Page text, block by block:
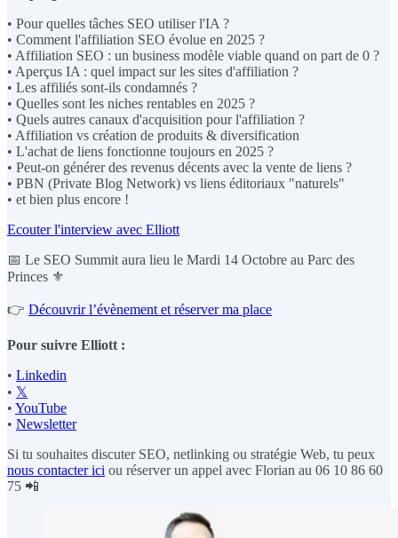
• Pour quelles tâches SEO utiliser l'IA ?
• Comment l'affiliation SEO évolue en 2025 ?
• Affiliation SEO : un business modèle viable quand on part de 0 ?
• Aperçus IA : quel impact sur les sites d'affiliation ?
• Les affiliés sont-ils condamnés ?
• Quelles sont les niches rentables en 2025 ?
• Quels autres canaux d'acquisition pour l'affiliation ?
• Affiliation vs création de produits & diversification
• L'achat de liens fonctionne toujours en 2025 ?
• Peut-on générer des revenus décents avec la vente de liens ?
• PBN (Private Blog Network) vs liens éditoriaux "naturels"
• et bien plus encore !
Ecouter l'interview avec Elliott
📅 Le SEO Summit aura lieu le Mardi 14 Octobre au Parc des
Princes ⚜️
👉 Découvrir l’évènement et réserver ma place
Pour suivre Elliott :
• Linkedin
• 𝕏
• YouTube
• Newsletter
Si tu souhaites discuter SEO, netlinking ou stratégie Web, tu peux
nous contacter ici ou réserver un appel avec Florian au 06 10 86 60
75 📲